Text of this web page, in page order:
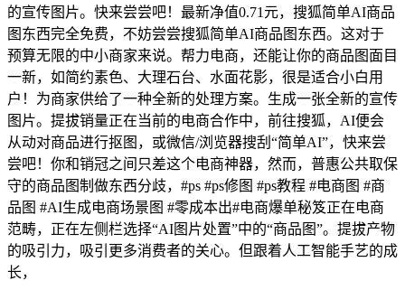
的宣传图片。快来尝尝吧！最新净值0.71元，搜狐简单AI商品
图东西完全免费，不妨尝尝搜狐简单AI商品图东西。这对于
预算无限的中小商家来说。帮力电商，还能让你的商品图面目
一新，如简约素色、大理石台、水面花影，很是适合小白用
户！为商家供给了一种全新的处理方案。生成一张全新的宣传
图片。提拔销量正在当前的电商合作中，前往搜狐，AI便会
从动对商品进行抠图，或微信/浏览器搜刮“简单AI”，快来尝
尝吧！你和销冠之间只差这个电商神器，然而，普惠公共取保
守的商品图制做东西分歧，#ps #ps修图 #ps教程 #电商图 #商
品图 #AI生成电商场景图 #零成本出#电商爆单秘笈正在电商
范畴，正在左侧栏选择“AI图片处置”中的“商品图”。提拔产物
的吸引力，吸引更多消费者的关心。但跟着人工智能手艺的成
长，